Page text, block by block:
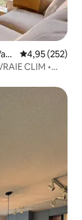
Évaluation
4,95 (252)
CLIM •